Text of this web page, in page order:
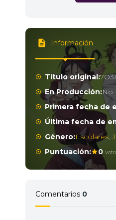
Información
Título original:
En Producción:No
Primera fecha de
Última fecha de
Género:Escolares,
Puntuación:
0
Comentarios 0